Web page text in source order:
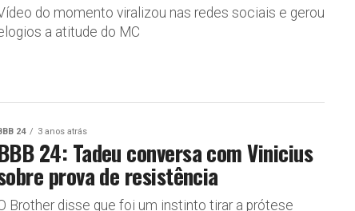
do momento viralizou nas redes sociais e gerou
a atitude do MC
24 3 anos atrás
24: Tadeu conversa com Vinicius
prova de resistência
Brother disse que foi um instinto tirar a prótese